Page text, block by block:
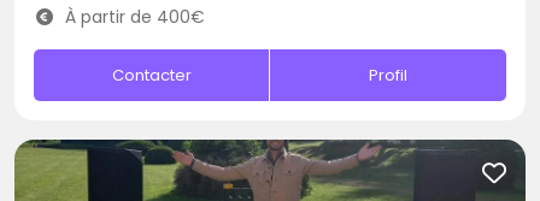
À partir de 400€
Contacter Profil